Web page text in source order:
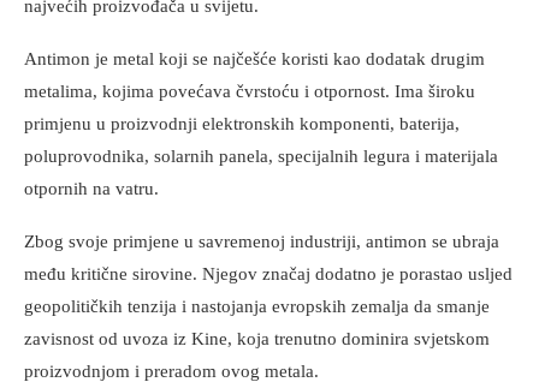
najvećih proizvođača u svijetu.
Antimon je metal koji se najčešće koristi kao dodatak drugim
metalima, kojima povećava čvrstoću i otpornost. Ima široku
primjenu u proizvodnji elektronskih komponenti, baterija,
poluprovodnika, solarnih panela, specijalnih legura i materijala
otpornih na vatru.
Zbog svoje primjene u savremenoj industriji, antimon se ubraja
među kritične sirovine. Njegov značaj dodatno je porastao usljed
geopolitičkih tenzija i nastojanja evropskih zemalja da smanje
zavisnost od uvoza iz Kine, koja trenutno dominira svjetskom
proizvodnjom i preradom ovog metala.